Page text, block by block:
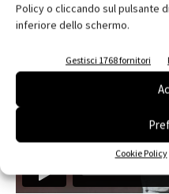
Policy o cliccando sul pulsante
inferiore dello schermo.
Gestisci 1768 fornitori
Cookie Policy